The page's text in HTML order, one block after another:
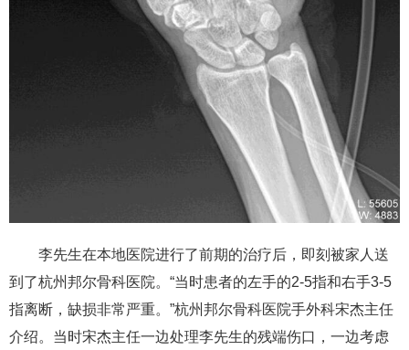
李先生在本地医院进行了前期的治疗后，即刻被家人送
到了杭州邦尔骨科医院。“当时患者的左手的2-5指和右手3-5
指离断，缺损非常严重。”杭州邦尔骨科医院手外科宋杰主任
介绍。当时宋杰主任一边处理李先生的残端伤口，一边考虑